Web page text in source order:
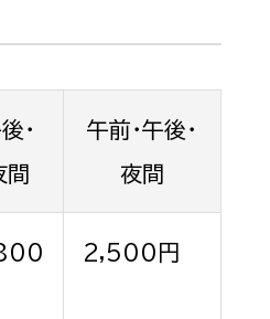
文化政策課
生涯学習課
文化財課
スポーツ課
・
間
午前・午後・
夜間
2,500円